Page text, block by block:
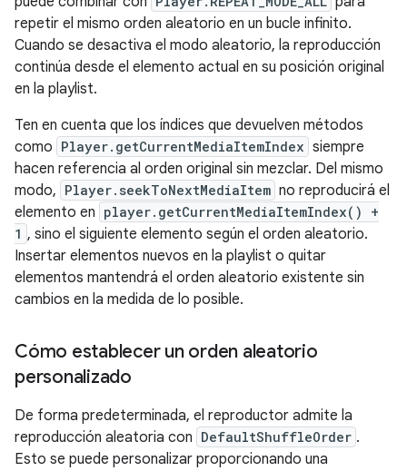
repetir el mismo orden aleatorio en un bucle infinito.
Cuando se desactiva el modo aleatorio, la reproducción
continúa desde el elemento actual en su posición original
en la playlist.
Ten en cuenta que los índices que devuelven métodos
como Player.getCurrentMediaItemIndex siempre
hacen referencia al orden original sin mezclar. Del mismo
modo, Player.seekToNextMediaItem no reproducirá el
elemento en player.getCurrentMediaItemIndex() +
1 , sino el siguiente elemento según el orden aleatorio.
Insertar elementos nuevos en la playlist o quitar
elementos mantendrá el orden aleatorio existente sin
cambios en la medida de lo posible.
Cómo establecer un orden aleatorio
personalizado
De forma predeterminada, el reproductor admite la
reproducción aleatoria con DefaultShuffleOrder .
Esto se puede personalizar proporcionando una